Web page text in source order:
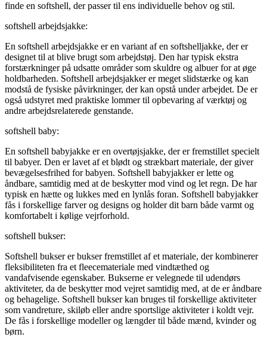
finde en softshell, der passer til ens individuelle behov og stil.
softshell arbejdsjakke:
En softshell arbejdsjakke er en variant af en softshelljakke, der er
designet til at blive brugt som arbejdstøj. Den har typisk ekstra
forstærkninger på udsatte områder som skuldre og albuer for at øge
holdbarheden. Softshell arbejdsjakker er meget slidstærke og kan
modstå de fysiske påvirkninger, der kan opstå under arbejdet. De er
også udstyret med praktiske lommer til opbevaring af værktøj og
andre arbejdsrelaterede genstande.
softshell baby:
En softshell babyjakke er en overtøjsjakke, der er fremstillet specielt
til babyer. Den er lavet af et blødt og strækbart materiale, der giver
bevægelsesfrihed for babyen. Softshell babyjakker er lette og
åndbare, samtidig med at de beskytter mod vind og let regn. De har
typisk en hætte og lukkes med en lynlås foran. Softshell babyjakker
fås i forskellige farver og designs og holder dit barn både varmt og
komfortabelt i kølige vejrforhold.
softshell bukser:
Softshell bukser er bukser fremstillet af et materiale, der kombinerer
fleksibiliteten fra et fleecemateriale med vindtæthed og
vandafvisende egenskaber. Bukserne er velegnede til udendørs
aktiviteter, da de beskytter mod vejret samtidig med, at de er åndbare
og behagelige. Softshell bukser kan bruges til forskellige aktiviteter
som vandreture, skiløb eller andre sportslige aktiviteter i koldt vejr.
De fås i forskellige modeller og længder til både mænd, kvinder og
børn.